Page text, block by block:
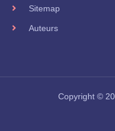
Sitemap
Auteurs
Copyright ©